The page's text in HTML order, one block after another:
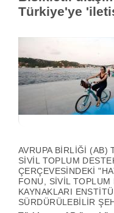
Türkiye'ye
AVRUPA BIRLIĞI (AB)
SIVIL TOPLUM
ÇERÇEVESINDEKI
FONU, SIVIL TOPLUM
KAYNAKLARI
SÜRDÜRÜLEBILIR